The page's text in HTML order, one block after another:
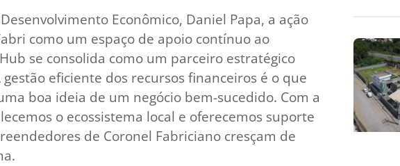
Econômico, Daniel Papa, a ação
como um espaço de apoio contínuo ao
se consolida como um parceiro estratégico
eficiente dos recursos financeiros é o que
boa ideia de um negócio bem-sucedido. Com a
o ecossistema local e oferecemos suporte
de Coronel Fabriciano cresçam de